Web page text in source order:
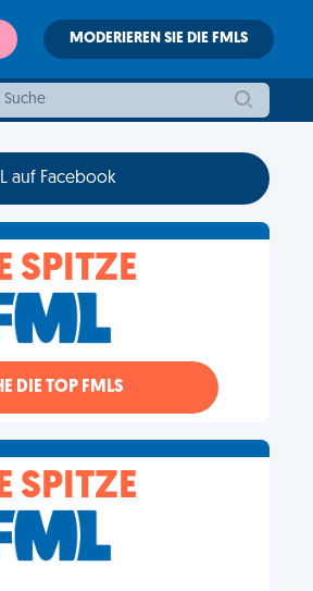
MODERIEREN SIE DIE FMLS
auf Facebook
SPITZE
DIE TOP FMLS
SPITZE